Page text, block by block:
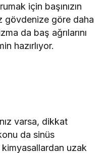
için başınızın
gövdenize göre daha
da baş ağrılarını
hazırlıyor.
varsa, dikkat
da sinüs
kimyasallardan uzak